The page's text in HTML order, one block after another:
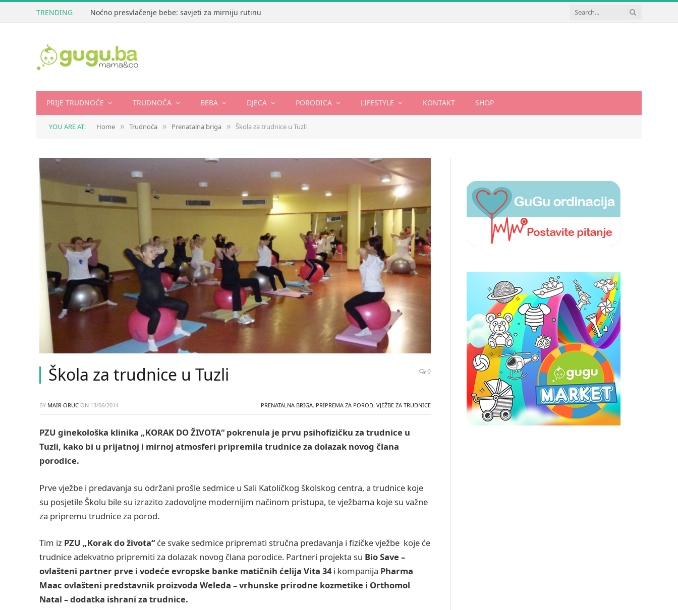
TRENDING Noćno presvlačenje bebe: savjeti za mirniju rutinu
PRIJE TRUDNOĆE TRUDNOĆA BEBA DJECA PORODICA LIFESTYLE KONTAKT SHOP
YOU ARE AT: Home » Trudnoća » Prenatalna briga » Škola za trudnice u Tuzli
Škola za trudnice u Tuzli 0
BY MAIR ORUC ON 13/06/2014 PRENATALNA BRIGA, PRIPREMA ZA POROD, VJEŽBE ZA TRUDNICE
PZU ginekološka klinika „KORAK DO ŽIVOTA“ pokrenula je prvu psihofizičku za trudnice u
Tuzli, kako bi u prijatnoj i mirnoj atmosferi pripremila trudnice za dolazak novog člana
porodice.
Prve vježbe i predavanja su održani prošle sedmice u Sali Katoličkog školskog centra, a trudnice koje
su posjetile Školu bile su izrazito zadovoljne modernijim načinom pristupa, te vježbama koje su važne
za pripremu trudnice za porod.
Tim iz PZU „Korak do života“ će svake sedmice pripremati stručna predavanja i fizičke vježbe koje će
trudnice adekvatno pripremiti za dolazak novog člana porodice. Partneri projekta su Bio Save –
ovlašteni partner prve i vodeće evropske banke matičnih ćelija Vita 34i kompanija Pharma
Maac ovlašteni predstavnik proizvoda Weleda – vrhunske prirodne kozmetike i Orthomol
Natal – dodatka ishrani za trudnice.